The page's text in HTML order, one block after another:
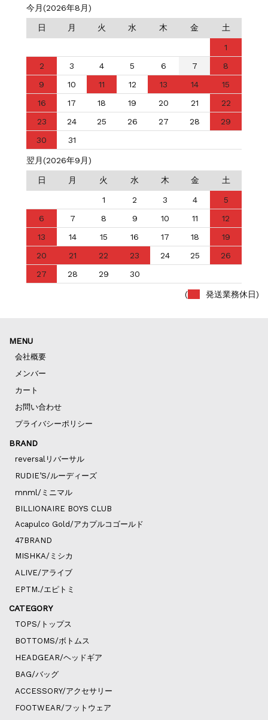
今月(2026年8月)
日 月 火 水 木 金 土
1
2
3 4 5 6 7
8
9
10 11 12 13 14
15
16
17 18 19 20 21
22
23
24 25 26 27 28
29
30
31
翌月(2026年9月)
日 月 火 水 木 金 土
1 2 3 4
5
6
7 8 9 10 11
12
13
14 15 16 17 18
19
20
21 22 23 24 25
26
27
28 29 30
( 発送業務休日)
MENU
会社概要
メンバー
カート
お問い合わせ
プライバシーポリシー
BRAND
reversalリバーサル
RUDIE’S/ルーディーズ
mnml/ミニマル
BILLIONAIRE BOYS CLUB
Acapulco Gold/アカプルコゴールド
47BRAND
MISHKA/ミシカ
ALIVE/アライブ
EPTM./エピトミ
CATEGORY
TOPS/トップス
BOTTOMS/ボトムス
HEADGEAR/ヘッドギア
BAG/バッグ
ACCESSORY/アクセサリー
FOOTWEAR/フットウェア